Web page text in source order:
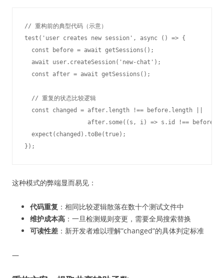
// 重构前的典型代码（示意）
test('user creates new session', async () => {
  const before = await getSessions();
  await user.createSession('new-chat');
  const after = await getSessions();
  // 重复的状态比较逻辑
  const changed = after.length !== before.length ||
after.some((s, i) => s.id !==
  expect(changed).toBe(true);
这种模式的弊端显而易见：
代码重复 ：相同比较逻辑散落在数十个测试文件中
维护成本高 ：一旦检测规则变更，需要全局搜索替换
可读性差 ：新开发者难以理解”changed”的具体判定标准
—